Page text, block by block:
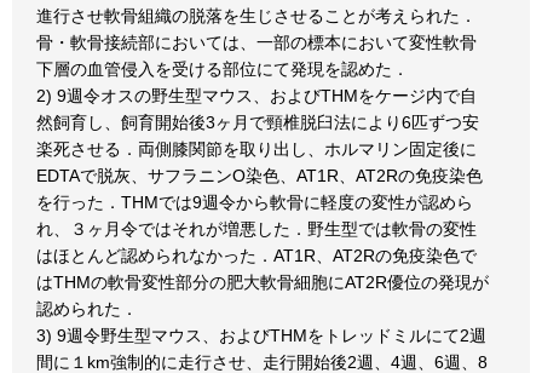
進行させ軟骨組織の脱落を生じさせることが考えられた．
骨・軟骨接続部においては、一部の標本において変性軟骨
下層の血管侵入を受ける部位にて発現を認めた．
2) 9週令オスの野生型マウス、およびTHMをケージ内で自
然飼育し、飼育開始後3ヶ月で頸椎脱臼法により6匹ずつ安
楽死させる．両側膝関節を取り出し、ホルマリン固定後に
EDTAで脱灰、サフラニンO染色、AT1R、AT2Rの免疫染色
を行った．THMでは9週令から軟骨に軽度の変性が認めら
れ、３ヶ月令ではそれが増悪した．野生型では軟骨の変性
はほとんど認められなかった．AT1R、AT2Rの免疫染色で
はTHMの軟骨変性部分の肥大軟骨細胞にAT2R優位の発現が
認められた．
3) 9週令野生型マウス、およびTHMをトレッドミルにて2週
間に１km強制的に走行させ、走行開始後2週、4週、6週、8